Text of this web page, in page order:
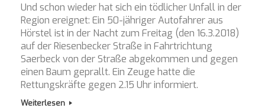
Und schon wieder hat sich ein tödlicher Unfall in der
Region ereignet: Ein 50-jähriger Autofahrer aus
Hörstel ist in der Nacht zum Freitag (den 16.3.2018)
auf der Riesenbecker Straße in Fahrtrichtung
Saerbeck von der Straße abgekommen und gegen
einen Baum geprallt. Ein Zeuge hatte die
Rettungskräfte gegen 2.15 Uhr informiert.
Weiterlesen